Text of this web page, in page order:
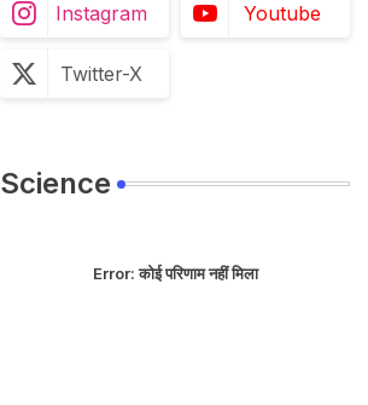
Instagram Youtube
Twitter-X
Science
Error:कोई परिणाम नहीं मिला